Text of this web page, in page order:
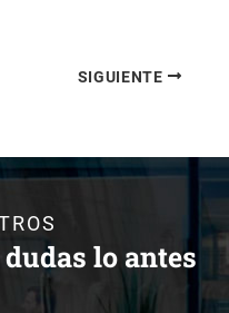
SIGUIENTE
lo antes